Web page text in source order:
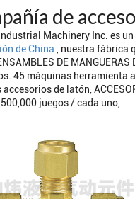
de
Machinery Inc. es
de China
, nuestra
DE
45 máquinas herramienta
accesorios de latón,
juegos / cada uno,